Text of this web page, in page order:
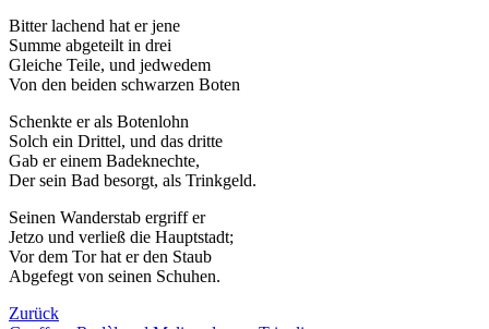
Bitter lachend hat er jene
Summe abgeteilt in drei
Gleiche Teile, und jedwedem
Von den beiden schwarzen Boten
Schenkte er als Botenlohn
Solch ein Drittel, und das dritte
Gab er einem Badeknechte,
Der sein Bad besorgt, als Trinkgeld.
Seinen Wanderstab ergriff er
Jetzo und verließ die Hauptstadt;
Vor dem Tor hat er den Staub
Abgefegt von seinen Schuhen.
Zurück